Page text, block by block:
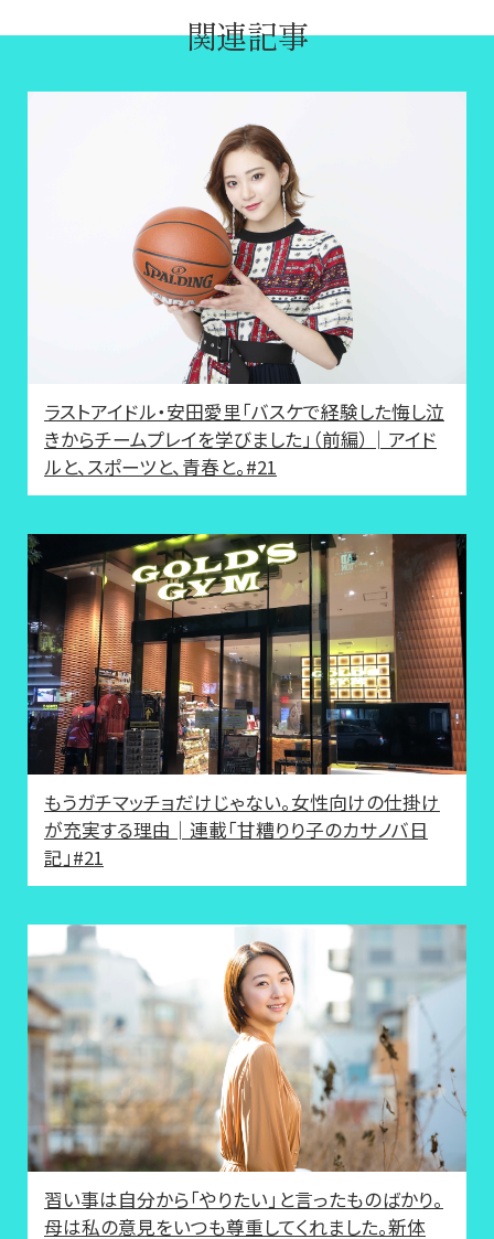
関連記事
ラストアイドル・安田愛里「バスケで経験した悔し泣
きからチームプレイを学びました」（前編）│アイド
ルと、スポーツと、青春と。#21
もうガチマッチョだけじゃない。女性向けの仕掛け
が充実する理由│連載「甘糟りり子のカサノバ日
記」#21
習い事は自分から「やりたい」と言ったものばかり。
母は私の意見をいつも尊重してくれました。新体